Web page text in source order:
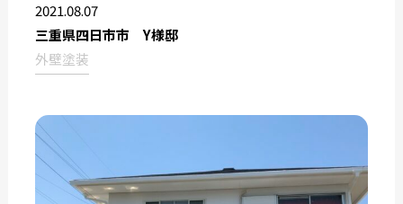
2021.08.07
三重県四日市市 Y様邸
外壁塗装